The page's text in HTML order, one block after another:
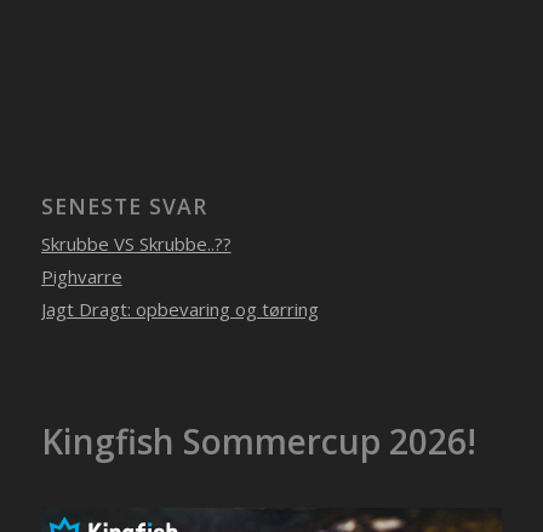
SENESTE SVAR
Skrubbe VS Skrubbe..??
Pighvarre
Jagt Dragt: opbevaring og tørring
Kingfish Sommercup 2026!